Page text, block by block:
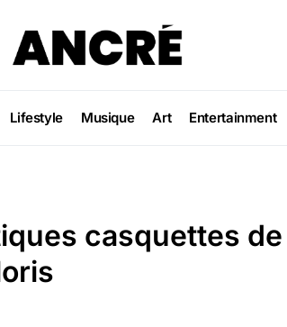
Lifestyle Musique Art Entertainment
casquettes de